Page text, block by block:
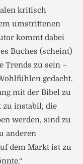
kritisch
umstrittenen
kommt dabei
Buches (scheint)
Trends zu sein –
gedacht.
mit der Bibel zu
zu instabil, die
werden, sind zu
anderen
dem Markt ist zu